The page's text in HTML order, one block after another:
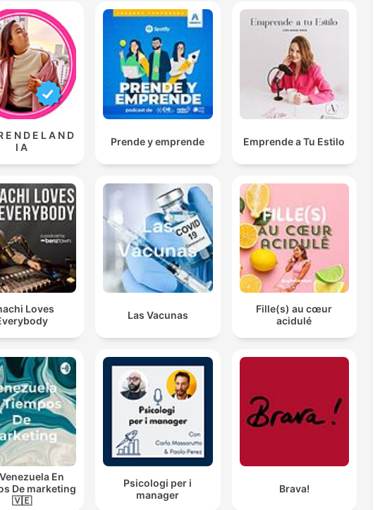
E N D E L A N D
I A
Prende y emprende Emprende a Tu Estilo
Loves
Las Vacunas
Fille(s) au cœur
acidulé
En
De marketing
🇻🇪
Psicologi per i
manager
Brava!